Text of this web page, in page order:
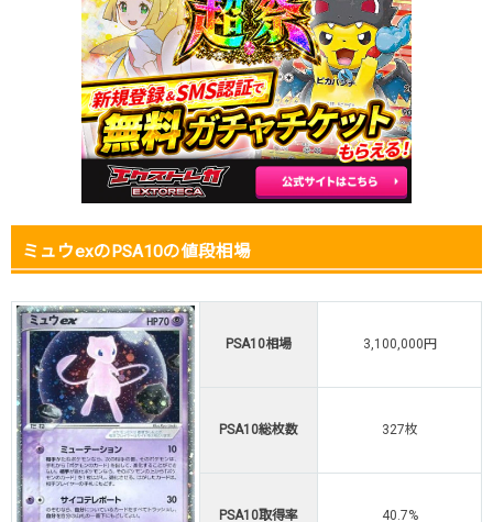
2025.12.25 400,000円 498,000円
490,000円
2025.12.15
400,000円 498,000円
490,000円
2025.12.5
400,000円 498,000円
490,000円
2025.11.25
400,000円 498,000円
490,000円
2025.11.15
400,000円 498,000円
490,000円
2025.11.5
400,000円 498,000円
490,000円
400,000円 498,000円
490,000円
発売日初動
-円 -円
ミュウexのPSA10の値段相場
PSA10相場 3,100,000円
PSA10総枚数 327枚
PSA10取得率 40.7%